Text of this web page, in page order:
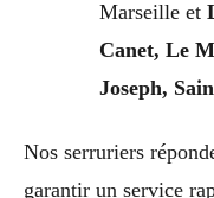
Marseille et
Canet, Le
Joseph,
Nos serruriers
garantir un service